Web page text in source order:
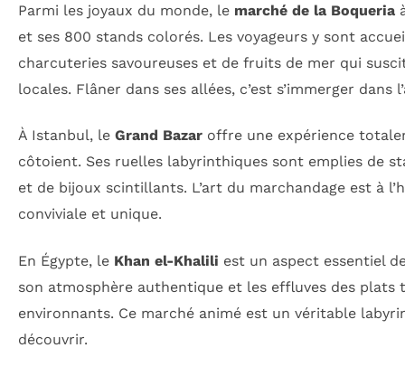
Parmi les joyaux du monde, le marché de la Boqueria
et ses 800 stands colorés. Les voyageurs y sont
charcuteries savoureuses et de fruits de mer qui
locales. Flâner dans ses allées, c’est s’immerger dans
À Istanbul, le Grand Bazar offre une expérience
côtoient. Ses ruelles labyrinthiques sont emplies de
et de bijoux scintillants. L’art du marchandage est à
conviviale et unique.
En Égypte, le Khan el-Khalili est un aspect essentiel
son atmosphère authentique et les effluves des
environnants. Ce marché animé est un véritable
découvrir.